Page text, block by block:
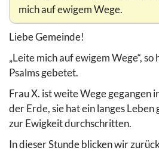
mich auf ewigem Wege.
Liebe Gemeinde!
„Leite mich auf ewigem Wege“,
Psalms gebetet.
Frau X. ist weite Wege gegangen
der Erde, sie hat ein langes Leben
zur Ewigkeit durchschritten.
In dieser Stunde blicken wir